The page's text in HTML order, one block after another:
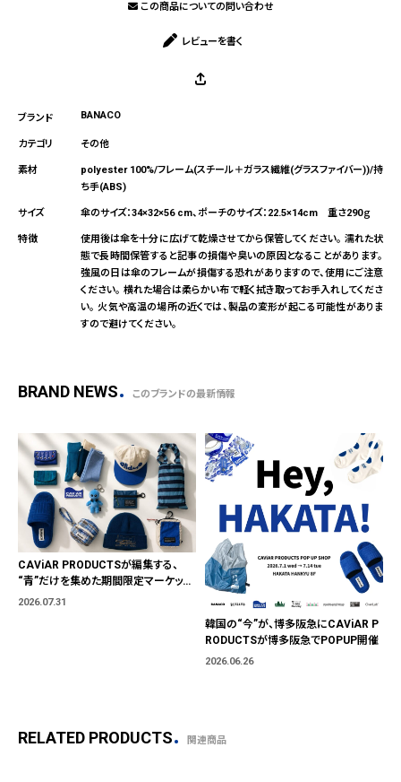
この商品についての問い合わせ
レビューを書く
BANACO
その他
polyester 100%/フレーム(スチール＋ガラス繊維(グラスファイバー))/持
ち手(ABS)
傘のサイズ：34×32×56 cm、ポーチのサイズ：22.5×14cm 重さ290ｇ
使用後は傘を十分に広げて乾燥させてから保管してください。 濡れた状
態で長時間保管すると記事の損傷や臭いの原因となることがあります。
強風の日は傘のフレームが損傷する恐れがありますので、使用にご注意
ください。 横れた場合は柔らかい布で軽く拭き取ってお手入れしてくださ
い。 火気や高温の場所の近くでは、製品の変形が起こる可能性がありま
すので避けてください。
BRAND NEWS このブランドの最新情報
CAViAR PRODUCTSが編集する、
“青”だけを集めた期間限定マーケット
「BLUE MARKET」が横浜に。ブランド
2026.07.31
韓国の“今”が、博多阪急にCAViAR P
RODUCTSが博多阪急でPOPUP開催
2026.06.26
RELATED PRODUCTS 関連商品